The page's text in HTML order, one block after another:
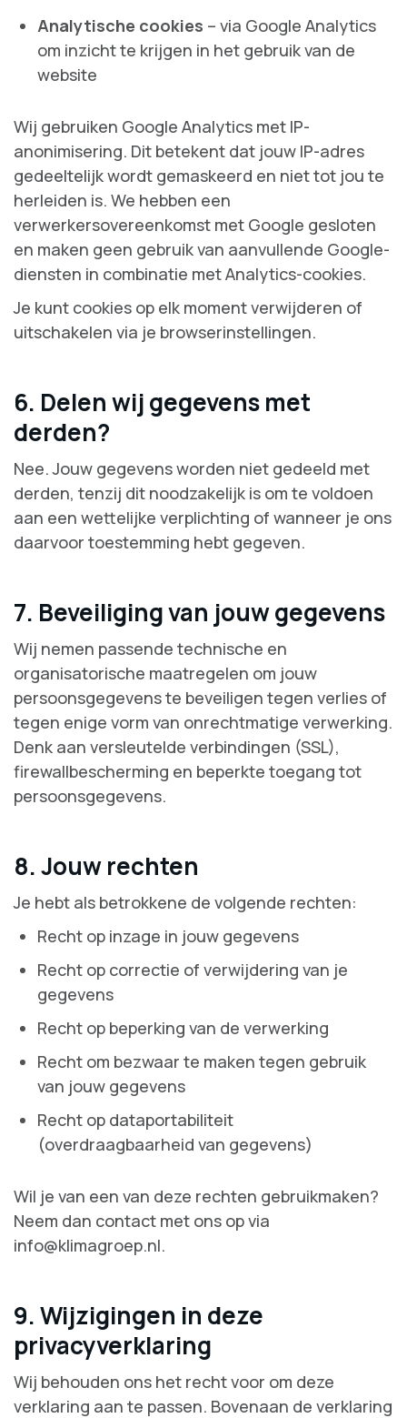
Analytische cookies – via Google Analytics
om inzicht te krijgen in het gebruik van de
website
Wij gebruiken Google Analytics met IP-
anonimisering. Dit betekent dat jouw IP-adres
gedeeltelijk wordt gemaskeerd en niet tot jou te
herleiden is. We hebben een
verwerkersovereenkomst met Google gesloten
en maken geen gebruik van aanvullende Google-
diensten in combinatie met Analytics-cookies.
Je kunt cookies op elk moment verwijderen of
uitschakelen via je browserinstellingen.
6. Delen wij gegevens met
derden?
Nee. Jouw gegevens worden niet gedeeld met
derden, tenzij dit noodzakelijk is om te voldoen
aan een wettelijke verplichting of wanneer je ons
daarvoor toestemming hebt gegeven.
7. Beveiliging van jouw gegevens
Wij nemen passende technische en
organisatorische maatregelen om jouw
persoonsgegevens te beveiligen tegen verlies of
tegen enige vorm van onrechtmatige verwerking.
Denk aan versleutelde verbindingen (SSL),
firewallbescherming en beperkte toegang tot
persoonsgegevens.
8. Jouw rechten
Je hebt als betrokkene de volgende rechten:
Recht op inzage in jouw gegevens
Recht op correctie of verwijdering van je
gegevens
Recht op beperking van de verwerking
Recht om bezwaar te maken tegen gebruik
van jouw gegevens
Recht op dataportabiliteit
(overdraagbaarheid van gegevens)
Wil je van een van deze rechten gebruikmaken?
Neem dan contact met ons op via
info@klimagroep.nl.
9. Wijzigingen in deze
privacyverklaring
Wij behouden ons het recht voor om deze
verklaring aan te passen. Bovenaan de verklaring